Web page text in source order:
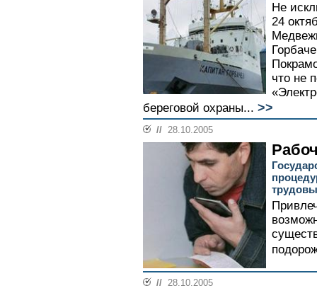
Не
24
что не
береговой охраны... >>
// 28.10.2005
// 28.10.2005